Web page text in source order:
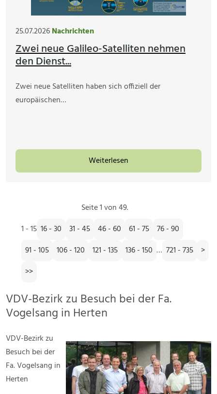
25.07.2026Nachrichten
Zwei neue Galileo-Satelliten nehmen
den Dienst...
Zwei neue Satelliten haben sich offiziell der
europäischen…
Weiterlesen
Seite 1 von 49.
1 - 15 16 - 30 31 - 45 46 - 60 61 - 75
76 - 90
91 - 105
106 - 120 121 - 135 136 - 150 … 721 - 735
>
>>
VDV-Bezirk zu Besuch bei der Fa.
Vogelsang in Herten
VDV-Bezirk zu
Besuch bei der
Fa. Vogelsang in
Herten